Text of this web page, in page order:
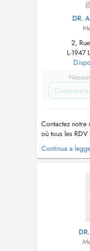
DR.
2,
L-1947
Chiamare
Contactez notre
où tous les
des enfants à
Covid
un supplément
personnelle
Continua a